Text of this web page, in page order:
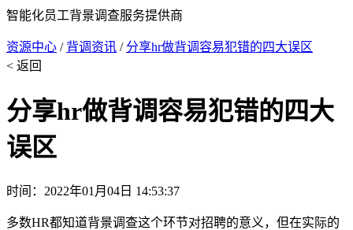
智能化员工背景调查服务提供商
资源中心 / 背调资讯 / 分享hr做背调容易犯错的四大误区
< 返回
分享hr做背调容易犯错的四大
误区
时间：2022年01月04日 14:53:37
多数HR都知道背景调查这个环节对招聘的意义，但在实际的